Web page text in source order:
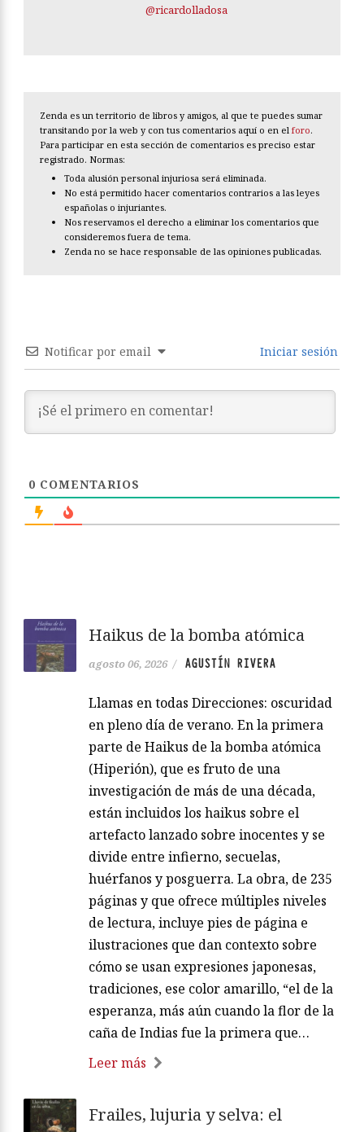
@ricardolladosa
Zenda es un territorio de libros y amigos, al que te puedes sumar
transitando por la web y con tus comentarios aquí o en el foro.
Para participar en esta sección de comentarios es preciso estar
registrado. Normas:
Toda alusión personal injuriosa será eliminada.
No está permitido hacer comentarios contrarios a las leyes
españolas o injuriantes.
Nos reservamos el derecho a eliminar los comentarios que
consideremos fuera de tema.
Zenda no se hace responsable de las opiniones publicadas.
Notificar por email Iniciar sesión
0 COMENTARIOS
Haikus de la bomba atómica
agosto 06, 2026 / AGUSTÍN RIVERA
Llamas en todas Direcciones: oscuridad
en pleno día de verano. En la primera
parte de Haikus de la bomba atómica
(Hiperión), que es fruto de una
investigación de más de una década,
están incluidos los haikus sobre el
artefacto lanzado sobre inocentes y se
divide entre infierno, secuelas,
huérfanos y posguerra. La obra, de 235
páginas y que ofrece múltiples niveles
de lectura, incluye pies de página e
ilustraciones que dan contexto sobre
cómo se usan expresiones japonesas,
tradiciones, ese color amarillo, “el de la
esperanza, más aún cuando la flor de la
caña de Indias fue la primera que…
Leer más
Frailes, lujuria y selva: el